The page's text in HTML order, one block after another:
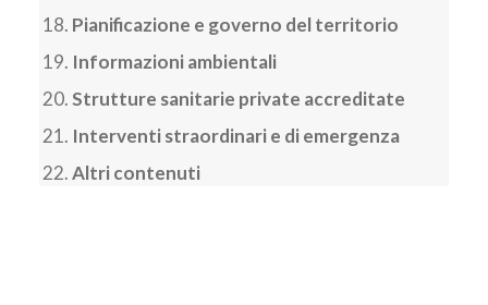
Pianificazione e governo del territorio
Informazioni ambientali
Strutture sanitarie private accreditate
Interventi straordinari e di emergenza
Altri contenuti